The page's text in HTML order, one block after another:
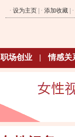
· 设为主页 | · 添加收藏 | ·
职场创业 | 情感关